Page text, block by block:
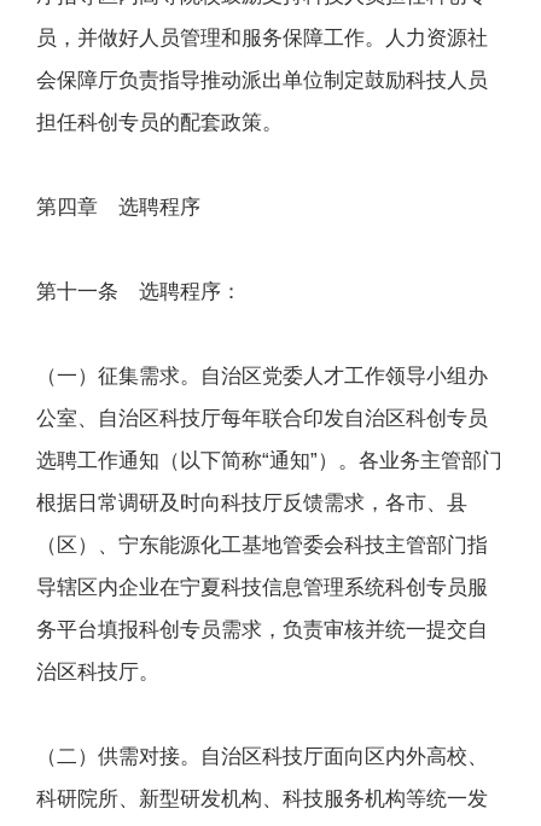
员，并做好人员管理和服务保障工作。人力资源社
会保障厅负责指导推动派出单位制定鼓励科技人员
担任科创专员的配套政策。
第四章 选聘程序
第十一条 选聘程序：
（一）征集需求。自治区党委人才工作领导小组办
公室、自治区科技厅每年联合印发自治区科创专员
选聘工作通知（以下简称“通知”）。各业务主管部门
根据日常调研及时向科技厅反馈需求，各市、县
（区）、宁东能源化工基地管委会科技主管部门指
导辖区内企业在宁夏科技信息管理系统科创专员服
务平台填报科创专员需求，负责审核并统一提交自
治区科技厅。
（二）供需对接。自治区科技厅面向区内外高校、
科研院所、新型研发机构、科技服务机构等统一发